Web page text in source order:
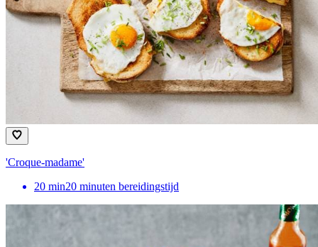
'Croque-madame'
20 min20 minuten bereidingstijd